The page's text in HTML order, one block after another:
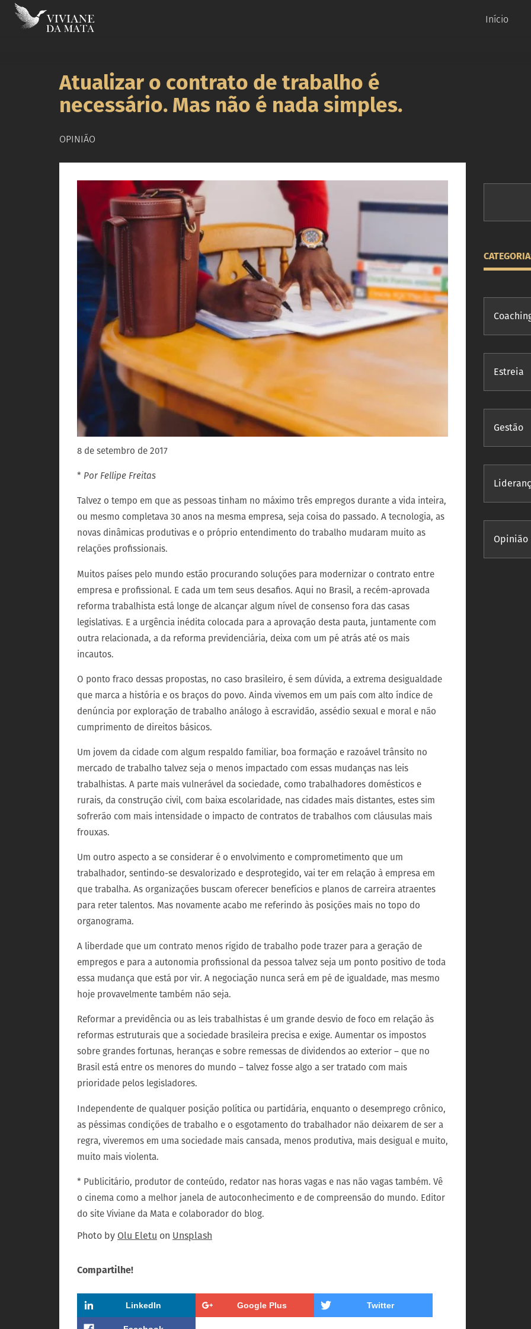
Início
Atualizar o contrato de trabalho é
necessário. Mas não é nada simples.
OPINIÃO
8 de setembro de 2017
* Por Fellipe Freitas
Talvez o tempo em que as pessoas tinham no máximo três empregos durante a vida inteira,
ou mesmo completava 30 anos na mesma empresa, seja coisa do passado. A tecnologia, as
novas dinâmicas produtivas e o próprio entendimento do trabalho mudaram muito as
relações profissionais.
Muitos países pelo mundo estão procurando soluções para modernizar o contrato entre
empresa e profissional. E cada um tem seus desafios. Aqui no Brasil, a recém-aprovada
reforma trabalhista está longe de alcançar algum nível de consenso fora das casas
legislativas. E a urgência inédita colocada para a aprovação desta pauta, juntamente com
outra relacionada, a da reforma previdenciária, deixa com um pé atrás até os mais
incautos.
O ponto fraco dessas propostas, no caso brasileiro, é sem dúvida, a extrema desigualdade
que marca a história e os braços do povo. Ainda vivemos em um país com alto índice de
denúncia por exploração de trabalho análogo à escravidão, assédio sexual e moral e não
cumprimento de direitos básicos.
Um jovem da cidade com algum respaldo familiar, boa formação e razoável trânsito no
mercado de trabalho talvez seja o menos impactado com essas mudanças nas leis
trabalhistas. A parte mais vulnerável da sociedade, como trabalhadores domésticos e
rurais, da construção civil, com baixa escolaridade, nas cidades mais distantes, estes sim
sofrerão com mais intensidade o impacto de contratos de trabalhos com cláusulas mais
frouxas.
Um outro aspecto a se considerar é o envolvimento e comprometimento que um
trabalhador, sentindo-se desvalorizado e desprotegido, vai ter em relação à empresa em
que trabalha. As organizações buscam oferecer benefícios e planos de carreira atraentes
para reter talentos. Mas novamente acabo me referindo às posições mais no topo do
organograma.
A liberdade que um contrato menos rígido de trabalho pode trazer para a geração de
empregos e para a autonomia profissional da pessoa talvez seja um ponto positivo de toda
essa mudança que está por vir. A negociação nunca será em pé de igualdade, mas mesmo
hoje provavelmente também não seja.
Reformar a previdência ou as leis trabalhistas é um grande desvio de foco em relação às
reformas estruturais que a sociedade brasileira precisa e exige. Aumentar os impostos
sobre grandes fortunas, heranças e sobre remessas de dividendos ao exterior – que no
Brasil está entre os menores do mundo – talvez fosse algo a ser tratado com mais
prioridade pelos legisladores.
Independente de qualquer posição política ou partidária, enquanto o desemprego crônico,
as péssimas condições de trabalho e o esgotamento do trabalhador não deixarem de ser a
regra, viveremos em uma sociedade mais cansada, menos produtiva, mais desigual e muito,
muito mais violenta.
* Publicitário, produtor de conteúdo, redator nas horas vagas e nas não vagas também. Vê
o cinema como a melhor janela de autoconhecimento e de compreensão do mundo. Editor
do site Viviane da Mata e colaborador do blog.
Photo by Olu Eletu on Unsplash
Compartilhe!
LinkedIn Google Plus Twitter
Estreia
Gestão
Opinião